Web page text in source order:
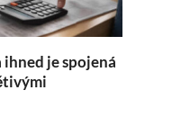
je spojená